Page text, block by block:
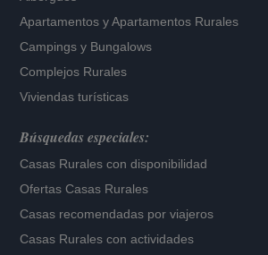
Apartamentos yApartamentos Rurales
Campings y Bungalows
Complejos Rurales
Viviendas turísticas
Búsquedas especiales:
Casas Rurales con disponibilidad
Ofertas Casas Rurales
Casas recomendadas por viajeros
Casas Rurales con actividades